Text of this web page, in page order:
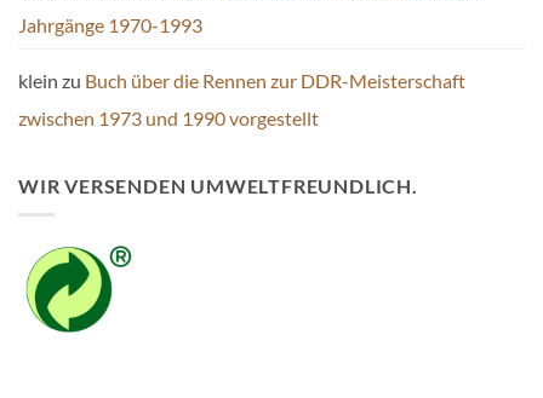
Jahrgänge 1970-1993
klein zu Buch über die Rennen zur DDR-Meisterschaft
zwischen 1973 und 1990 vorgestellt
WIR VERSENDEN UMWELTFREUNDLICH.